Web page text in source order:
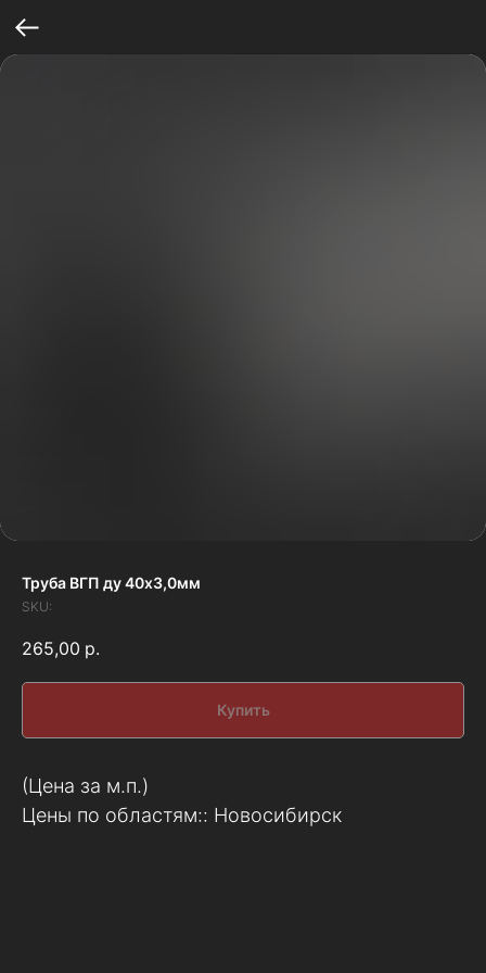
Труба ВГП ду 40х3,0мм
SKU:
265,00 р.
Купить
(Цена за м.п.)
Цены по областям:: Новосибирск